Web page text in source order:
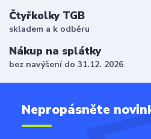
Čtyřkolky TGB
skladem a k odběru
Nákup na splátky
bez navýšení do 31.12. 2026
Nepropásněte